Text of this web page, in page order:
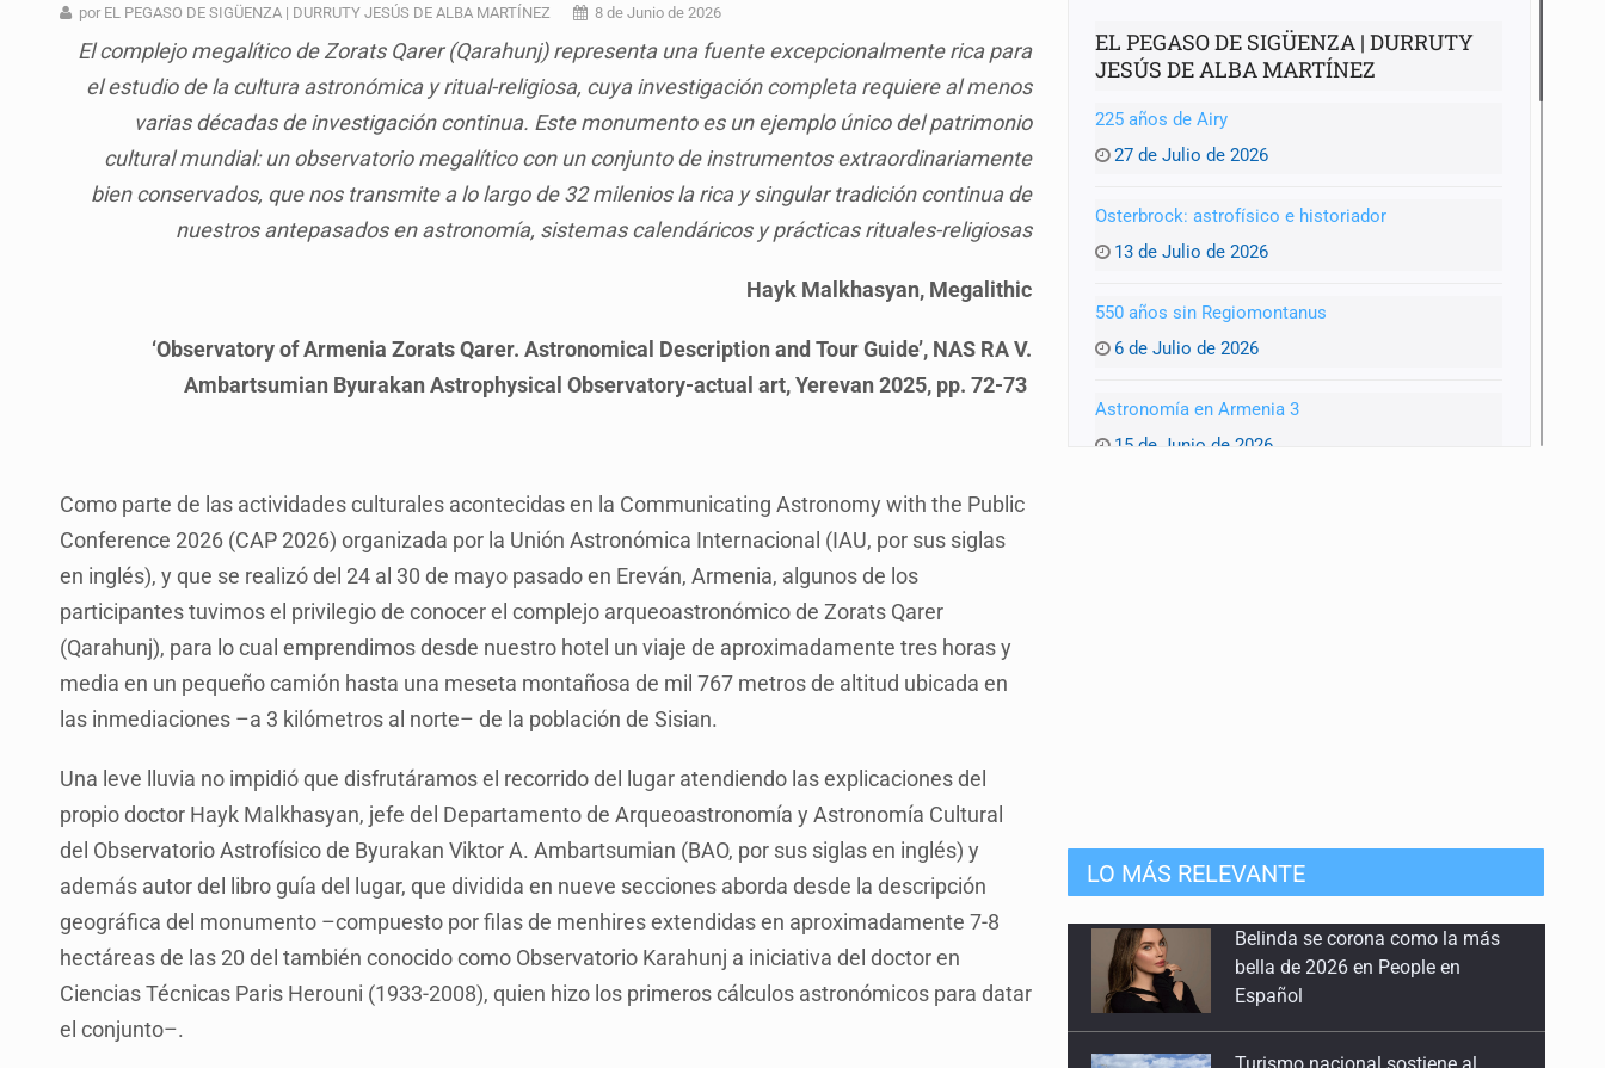
OPS alerta por aumento de casos de sarampión en México y otros tres países de Ámerica
Ayotzinapa: A casi 12 años, entre juicios a exfuncionarios y la fuga de Tomás Zerón
Caen en Zapopan 'El Ruso', objetivo prioritario por homicidios en Playa del Carmen
Pide regidora investigar dictámenes y desalojo de vecinos en Mirador de San Isidro
Ciclosporiasis no representa un riesgo epidemiológico masivo
Detienen en CDMX a Guadalupe “N” por huachicol
Belinda se corona como la más bella de 2026 en People en Español
por EL PEGASO DE SIGÜENZA | DURRUTY JESÚS DE ALBA MARTÍNEZ 8 de Junio de 2026
El complejo megalítico de Zorats Qarer (Qarahunj) representa una fuente excepcionalmente rica para
el estudio de la cultura astronómica y ritual-religiosa, cuya investigación completa requiere al menos
varias décadas de investigación continua. Este monumento es un ejemplo único del patrimonio
cultural mundial: un observatorio megalítico con un conjunto de instrumentos extraordinariamente
bien conservados, que nos transmite a lo largo de 32 milenios la rica y singular tradición continua de
nuestros antepasados en astronomía, sistemas calendáricos y prácticas rituales-religiosas
Hayk Malkhasyan, Megalithic
‘Observatory of Armenia Zorats Qarer. Astronomical Description and Tour Guide’, NAS RA V.
Ambartsumian Byurakan Astrophysical Observatory-actual art, Yerevan 2025, pp. 72-73
Como parte de las actividades culturales acontecidas en la Communicating Astronomy with the Public
Conference 2026 (CAP 2026) organizada por la Unión Astronómica Internacional (IAU, por sus siglas
en inglés), y que se realizó del 24 al 30 de mayo pasado en Ereván, Armenia, algunos de los
participantes tuvimos el privilegio de conocer el complejo arqueoastronómico de Zorats Qarer
(Qarahunj), para lo cual emprendimos desde nuestro hotel un viaje de aproximadamente tres horas y
media en un pequeño camión hasta una meseta montañosa de mil 767 metros de altitud ubicada en
las inmediaciones –a 3 kilómetros al norte– de la población de Sisian.
Una leve lluvia no impidió que disfrutáramos el recorrido del lugar atendiendo las explicaciones del
propio doctor Hayk Malkhasyan, jefe del Departamento de Arqueoastronomía y Astronomía Cultural
del Observatorio Astrofísico de Byurakan Viktor A. Ambartsumian (BAO, por sus siglas en inglés) y
además autor del libro guía del lugar, que dividida en nueve secciones aborda desde la descripción
geográfica del monumento –compuesto por filas de menhires extendidas en aproximadamente 7-8
hectáreas de las 20 del también conocido como Observatorio Karahunj a iniciativa del doctor en
Ciencias Técnicas Paris Herouni (1933-2008), quien hizo los primeros cálculos astronómicos para datar
el conjunto–.
EL PEGASO DE SIGÜENZA | DURRUTY
JESÚS DE ALBA MARTÍNEZ
225 años de Airy
27 de Julio de 2026
Osterbrock: astrofísico e historiador
13 de Julio de 2026
550 años sin Regiomontanus
6 de Julio de 2026
Astronomía en Armenia 3
15 de Junio de 2026
240 años sin Goodricke
20 de Abril de 2026
85 años sin miss Cannon
LO MÁS RELEVANTE
Turismo nacional sostiene al
sector en México: 7.5 de cada 10
huéspedes son mexicanos